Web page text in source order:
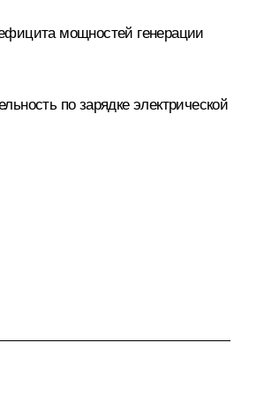
мощностей генерации
по зарядке электрической